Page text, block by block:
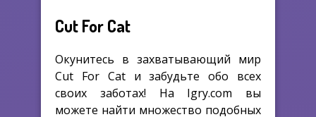
Cut For Cat
Окунитесь в захватывающий мир
Cut For Cat и забудьте обо всех
своих заботах! На Igry.com вы
можете найти множество подобных